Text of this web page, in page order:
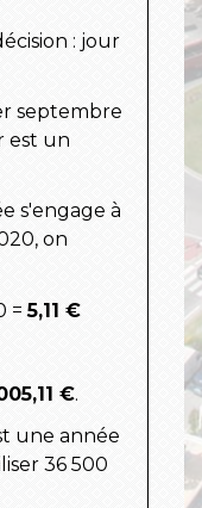
: jour
septembre
est un
s'engage à
on
=5,11 €
€.
une année
36 500